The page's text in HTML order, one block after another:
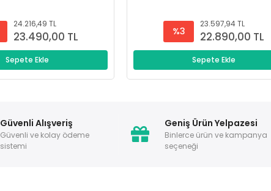
24.216,49 TL
23.490,00 TL
Sepete Ekle
%3
23.597,94 TL
22.890,00 TL
Sepete Ekle
Güvenli Alışveriş
Güvenli ve kolay ödeme
sistemi
Geniş Ürün Yelpazesi
Binlerce ürün ve kampanya
seçeneği